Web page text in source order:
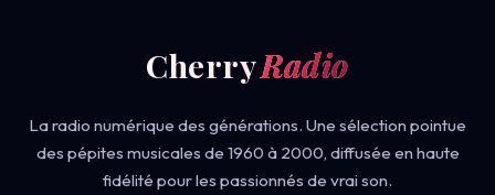
CherryRadio
La radio numérique des générations. Une sélection pointue
des pépites musicales de 1960 à 2000, diffusée en haute
fidélité pour les passionnés de vrai son.